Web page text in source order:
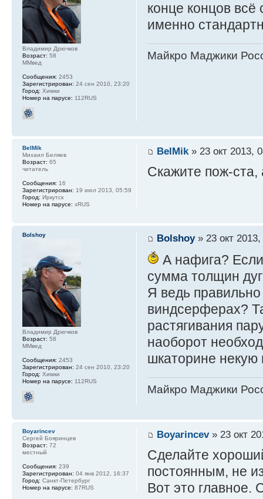
конце концов
именно
Майкро Маджики
Владимир Дрючков
Возраст: 58
ММвед
Сообщения: 2453
Зарегистрирован: 24 сен 2010, 23:20
Город: Химки
Номер на парусе: 112RUS
BelMik» 23 окт 2013,
Скажите пож-
BelMik
Михаил Беляев
Возраст: 65
читатель
Сообщения: 16
Зарегистрирован: 19 июл 2013, 05:59
Город: Иркутск
Номер на парусе: xRUS
Bolshoy» 23 окт 2013,
А нафига?
сумма толщин
Я ведь правильно
виндсерферах?
растягивания
наоборот
шкаторине некую
Майкро Маджики
Bolshoy
Владимир Дрючков
Возраст: 58
ММвед
Сообщения: 2453
Зарегистрирован: 24 сен 2010, 23:20
Город: Химки
Номер на парусе: 112RUS
Boyarincev» 23 окт
Сделайте
постоянным, не
Вот это главное.
Boyarincev
Сергей Бояринцев
Возраст: 72
местный
Сообщения: 239
Зарегистрирован: 04 янв 2012, 16:37
Город: Санкт-Петербург
Номер на парусе: 87RUS